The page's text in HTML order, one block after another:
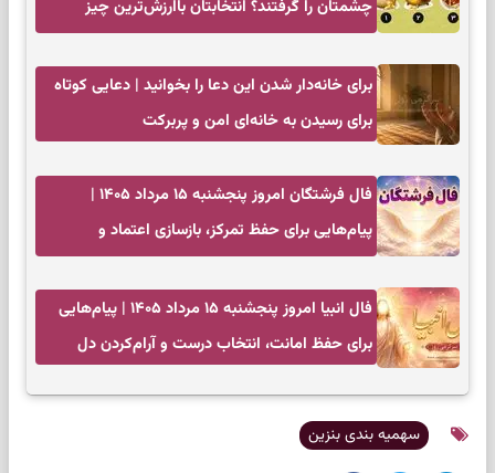
چشمتان را گرفتند؟ انتخابتان باارزش‌ترین چیز
برای خانه‌دار شدن این دعا را بخوانید | دعایی کوتاه
برای رسیدن به خانه‌ای امن و پربرکت
فال فرشتگان امروز پنجشنبه ۱۵ مرداد ۱۴۰۵ |
پیام‌هایی برای حفظ تمرکز، بازسازی اعتماد و
فال انبیا امروز پنجشنبه ۱۵ مرداد ۱۴۰۵ | پیام‌هایی
برای حفظ امانت، انتخاب درست و آرام‌کردن دل
سهمیه بندی بنزین